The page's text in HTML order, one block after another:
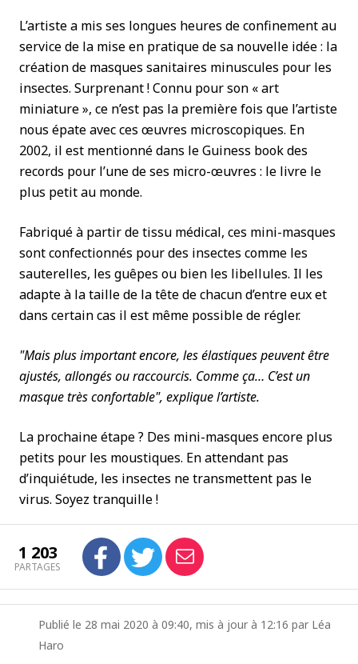
L’artiste a mis ses longues heures de confinement au
service de la mise en pratique de sa nouvelle idée : la
création de masques sanitaires minuscules pour les
insectes. Surprenant ! Connu pour son « art
miniature », ce n’est pas la première fois que l’artiste
nous épate avec ces œuvres microscopiques. En
2002, il est mentionné dans le Guiness book des
records pour l’une de ses micro-œuvres : le livre le
plus petit au monde.
Fabriqué à partir de tissu médical, ces mini-masques
sont confectionnés pour des insectes comme les
sauterelles, les guêpes ou bien les libellules. Il les
adapte à la taille de la tête de chacun d’entre eux et
dans certain cas il est même possible de régler.
"Mais plus important encore, les élastiques peuvent être
ajustés, allongés ou raccourcis. Comme ça… C’est un
masque très confortable", explique l’artiste.
La prochaine étape ? Des mini-masques encore plus
petits pour les moustiques. En attendant pas
d’inquiétude, les insectes ne transmettent pas le
virus. Soyez tranquille !
1 203
PARTAGES
Publié le 28 mai 2020 à 09:40, mis à jour à 12:16 par Léa
Haro